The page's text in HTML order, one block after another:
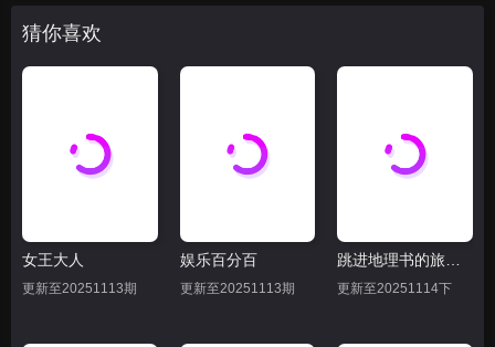
20251031上
20251108 20251109 20251114中
20251114下 20251114上 20251115
猜你喜欢
女王大人
更新至20251113期
娱乐百分百
更新至20251113期
跳进地理书的旅行2025·甘肃篇
更新至20251114下